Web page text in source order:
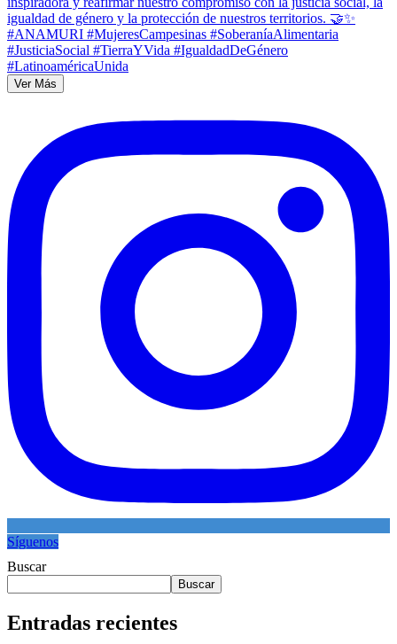
Ver Más
Síguenos
Buscar
Buscar
Entradas recientes